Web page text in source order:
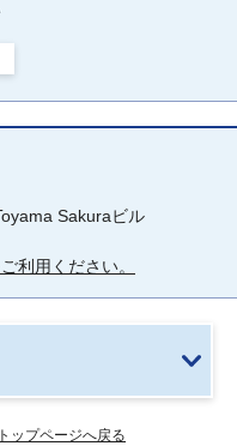
Sakuraビル
利用ください。
トップページへ戻る